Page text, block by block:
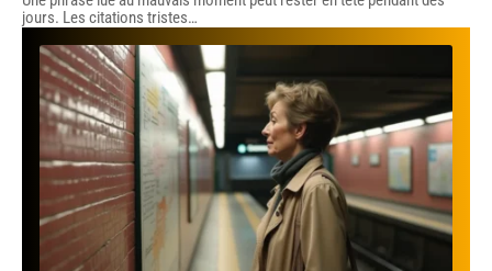
jours. Les citations tristes…